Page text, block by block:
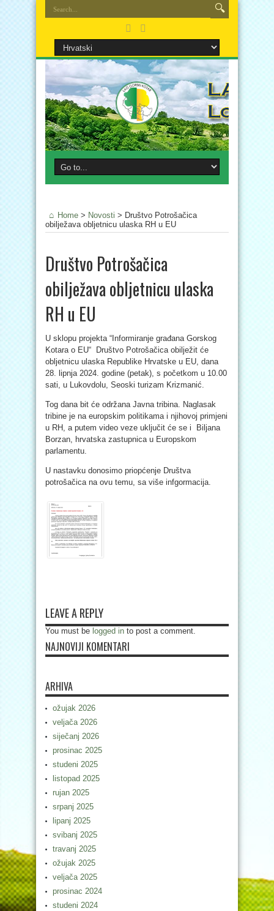
Home > Novosti > Društvo Potrošačica
obilježava obljetnicu ulaska RH u EU
Društvo Potrošačica
obilježava obljetnicu ulaska
RH u EU
U sklopu projekta “Informiranje građana Gorskog
Kotara o EU“ Društvo Potrošačica obilježit će
obljetnicu ulaska Republike Hrvatske u EU, dana
28. lipnja 2024. godine (petak), s početkom u 10.00
sati, u Lukovdolu, Seoski turizam Krizmanić.
Tog dana bit će održana Javna tribina. Naglasak
tribine je na europskim politikama i njihovoj primjeni
u RH, a putem video veze uključit će se i Biljana
Borzan, hrvatska zastupnica u Europskom
parlamentu.
U nastavku donosimo priopćenje Društva
potrošačica na ovu temu, sa više infgormacija.
LEAVE A REPLY
You must be logged in to post a comment.
NAJNOVIJI KOMENTARI
ARHIVA
ožujak 2026
veljača 2026
siječanj 2026
prosinac 2025
studeni 2025
listopad 2025
rujan 2025
srpanj 2025
lipanj 2025
svibanj 2025
travanj 2025
ožujak 2025
veljača 2025
prosinac 2024
studeni 2024